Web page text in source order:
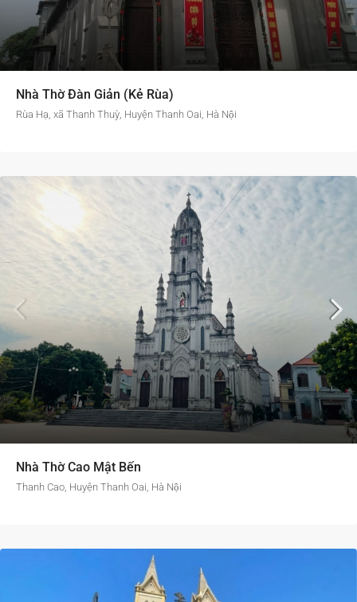
Nhà Thờ Đàn Giản (Kẻ Rùa)
Rùa Hạ, xã Thanh Thuỳ, Huyện Thanh Oai, Hà Nội
Nhà Thờ Cao Mật Bến
Thanh Cao, Huyện Thanh Oai, Hà Nội